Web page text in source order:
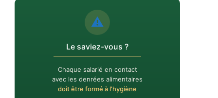
⚠️
Le saviez-vous ?
Chaque salarié en contact
avec les denrées alimentaires
doit être formé à l'hygiène